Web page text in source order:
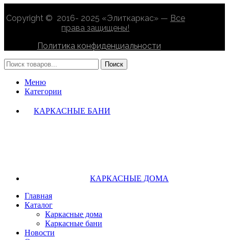
Copyright © 2016- 2025 «Элиткаркас» — Все
права защищены!
Политика конфиденциальности
Поиск
Меню
Категории
КАРКАСНЫЕ БАНИ
КАРКАСНЫЕ ДОМА
Главная
Каталог
Каркасные дома
Каркасные бани
Новости